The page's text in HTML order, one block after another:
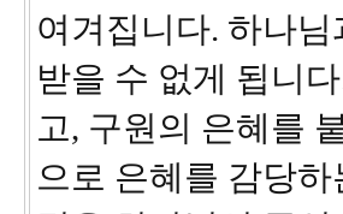
여겨집니다. 하나
받을 수 없게 됩니
고, 구원의 은혜를
으로 은혜를 감당